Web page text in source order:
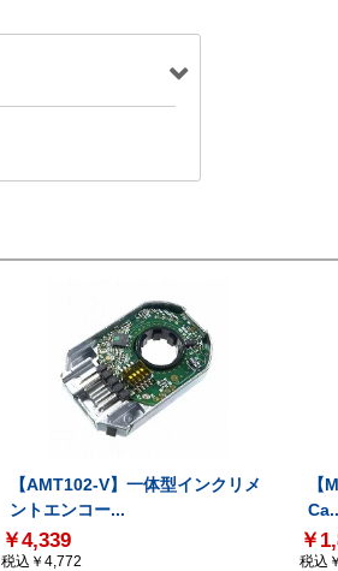
【AMT102-V】一体型インクリメ
ントエンコー...
￥4,339
税込￥4,772
【
￥
税込